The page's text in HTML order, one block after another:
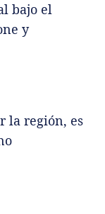
bajo el
y
la región, es